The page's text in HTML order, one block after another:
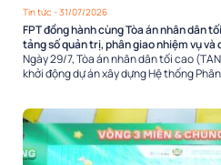
Tin tức - 31/07/2026
FPT đồng hành cùng Tòa án nhân dân
tảng số quản trị, phân giao nhiệm vụ và
Ngày 29/7, Tòa án nhân dân tối cao
khởi động dự án xây dựng Hệ thống